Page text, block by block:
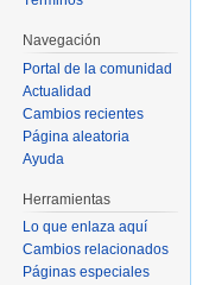
Navegación
Portal de la comunidad
Actualidad
Cambios recientes
Página aleatoria
Ayuda
Herramientas
Lo que enlaza aquí
Cambios relacionados
Páginas especiales